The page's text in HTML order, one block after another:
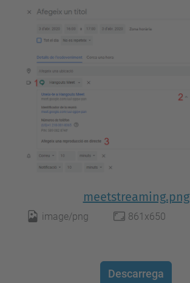
meetstreaming.png
image/png 861x650
Descarrega